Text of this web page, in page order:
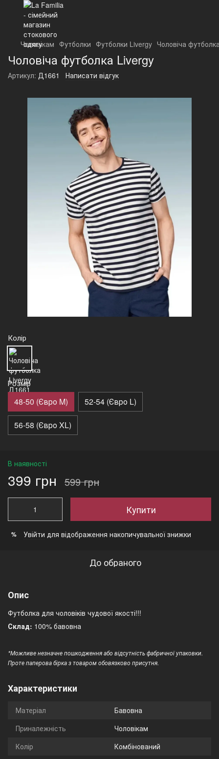
Чоловікам Футболки Футболки Livergy Чоловіча
Чоловіча футболка Livergy
Артикул: Д1661 Написати відгук
Колір
Розмір
48-50 (Євро M) 52-54 (Євро L)
56-58 (Євро XL)
В наявності
399 грн 599 грн
Купити
% Увійти для відображення накопичувальної знижки
До обраного
Опис
Футболка для чоловіків чудової якості!!!
Склад: 100% бавовна
*Можливе незначне пошкодження або відсутність фабричної упаковки.
Проте паперова бірка з товаром обовязково присутня.
Характеристики
Матеріал
Бавовна
Приналежність
Чоловікам
Колір
Комбінований